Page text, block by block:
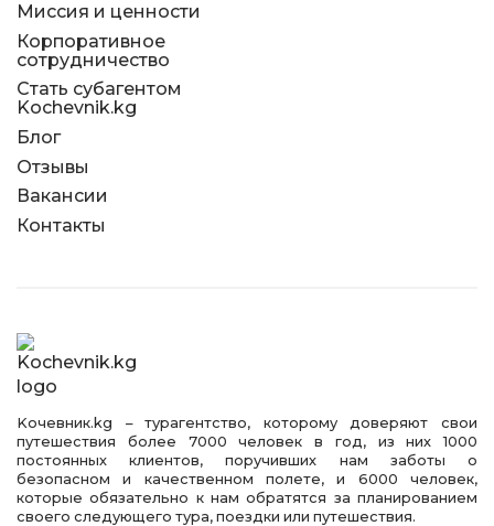
Миссия и ценности
Корпоративное
сотрудничество
Стать субагентом
Kochevnik.kg
Блог
Отзывы
Вакансии
Контакты
Kочевник.kg – турагентство, которому доверяют свои
путешествия более 7000 человек в год, из них 1000
постоянных клиентов, поручивших нам заботы о
безопасном и качественном полете, и 6000 человек,
которые обязательно к нам обратятся за планированием
своего следующего тура, поездки или путешествия.